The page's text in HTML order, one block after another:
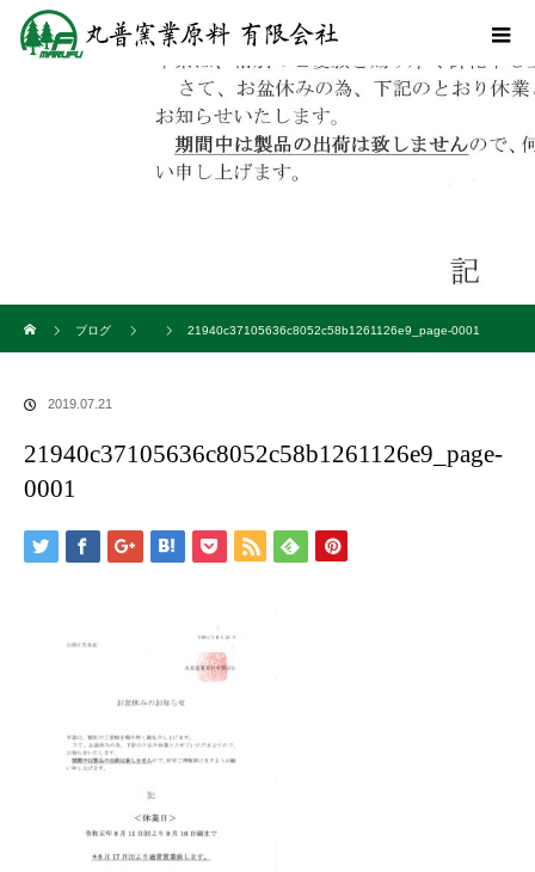
ブログ
21940c37105636c8052c58b1261126e9_page-0001
2019.07.21
21940c37105636c8052c58b1261126e9_page-
0001